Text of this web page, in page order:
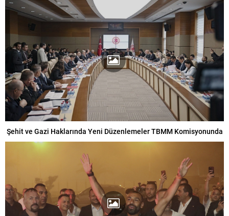
Şehit ve Gazi Haklarında Yeni Düzenlemeler TBMM Komisyonunda